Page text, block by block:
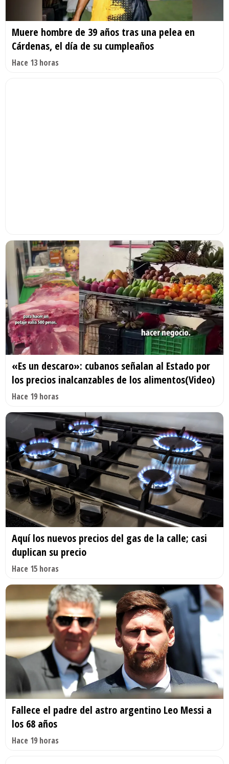
Muere hombre de 39 años tras una pelea en
Cárdenas, el día de su cumpleaños
Hace 13 horas
«Es un descaro»: cubanos señalan al Estado por
los precios inalcanzables de los alimentos(Video)
Hace 19 horas
Aquí los nuevos precios del gas de la calle; casi
duplican su precio
Hace 15 horas
Fallece el padre del astro argentino Leo Messi a
los 68 años
Hace 19 horas